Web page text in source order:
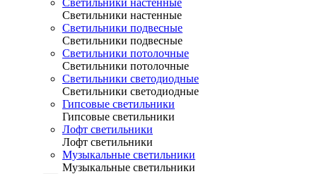
Светильники настенные
Светильники настенные
Светильники подвесные
Светильники подвесные
Светильники потолочные
Светильники потолочные
Светильники светодиодные
Светильники светодиодные
Гипсовые светильники
Гипсовые светильники
Лофт светильники
Лофт светильники
Музыкальные светильники
Музыкальные светильники